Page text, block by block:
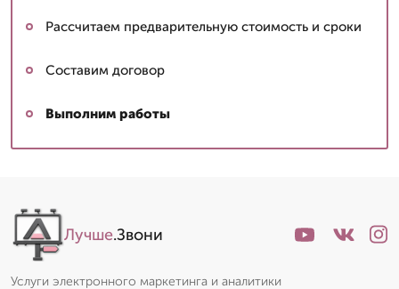
Рассчитаем предварительную стоимость и сроки
Составим договор
Выполним работы
Лучше.Звони
Услуги электронного маркетинга и аналитики